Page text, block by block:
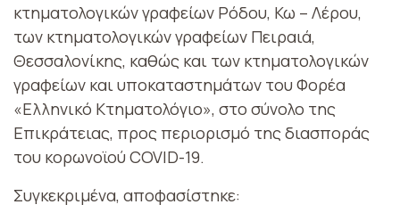
κτηματολογικών γραφείων Ρόδου, Κω – Λέρου,
των κτηματολογικών γραφείων Πειραιά,
Θεσσαλονίκης, καθώς και των κτηματολογικών
γραφείων και υποκαταστημάτων του Φορέα
«Ελληνικό Κτηματολόγιο», στο σύνολο της
Επικράτειας, προς περιορισμό της διασποράς
του κορωνοϊού COVID-19.
Συγκεκριμένα, αποφασίστηκε: